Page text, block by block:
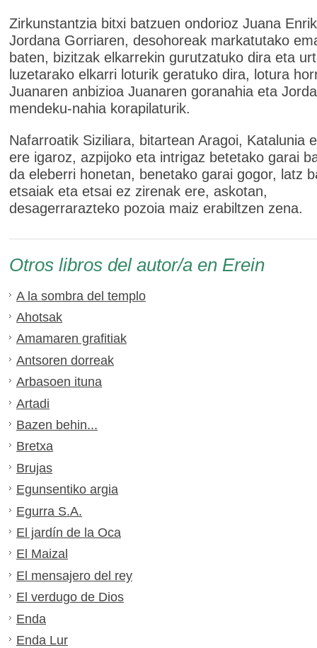
Zirkunstantzia bitxi batzuen ondorioz Juana
Jordana Gorriaren, desohoreak markatutako
baten, bizitzak elkarrekin gurutzatuko dira eta
luzetarako elkarri loturik geratuko dira, lotura
Juanaren anbizioa Juanaren goranahia eta
mendeku-nahia korapilaturik.
Nafarroatik Siziliara, bitartean Aragoi, Katalunia
ere igaroz, azpijoko eta intrigaz betetako garai
da eleberri honetan, benetako garai gogor, latz
etsaiak eta etsai ez zirenak ere, askotan,
desagerrarazteko pozoia maiz erabiltzen zena.
Otros libros del autor/a en Erein
A la sombra del templo
Ahotsak
Amamaren grafitiak
Antsoren dorreak
Arbasoen ituna
Artadi
Bazen behin...
Bretxa
Brujas
Egunsentiko argia
Egurra S.A.
El jardín de la Oca
El Maizal
El mensajero del rey
El verdugo de Dios
Enda
Enda Lur